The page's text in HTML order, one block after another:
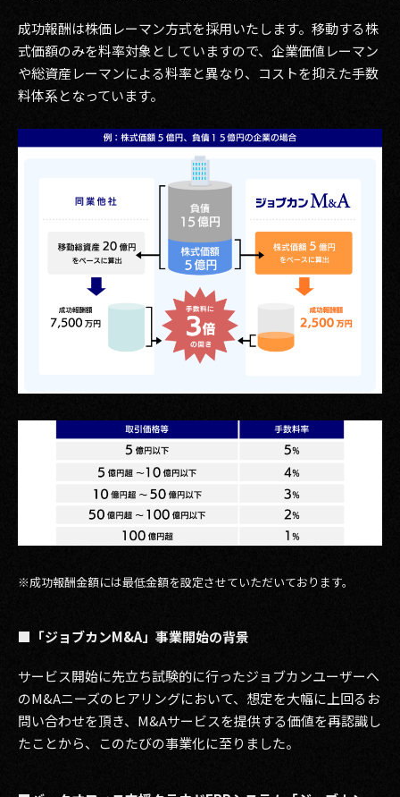
成功報酬は株価レーマン方式を採用いたします。移動する株
式価額のみを料率対象としていますので、企業価値レーマン
や総資産レーマンによる料率と異なり、コストを抑えた手数
料体系となっています。
※成功報酬金額には最低金額を設定させていただいております。
■「ジョブカンM&A」事業開始の背景
サービス開始に先立ち試験的に行ったジョブカンユーザーへ
のM&Aニーズのヒアリングにおいて、想定を大幅に上回るお
問い合わせを頂き、M&Aサービスを提供する価値を再認識し
たことから、このたびの事業化に至りました。